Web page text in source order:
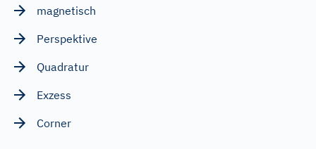
magnetisch
Perspektive
Quadratur
Exzess
Corner